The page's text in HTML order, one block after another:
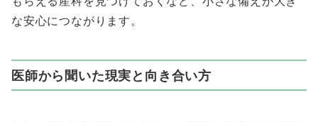
な安心につながります。
医師から聞いた現実と向き合い方